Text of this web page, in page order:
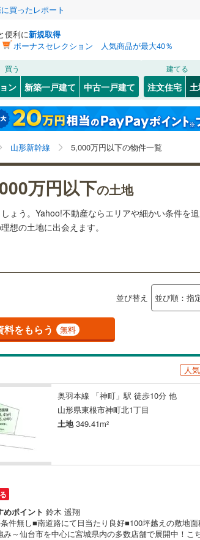
買ったレポート
便利に新規取得
ボーナスセレクション 人気商品が最大40％
買う
ン 新築一戸建て 中古一戸建て
建てる
注文住宅
山形新幹線 5,000万円以下の物件一覧
万円以下の土地
ょう。Yahoo!不動産ならエリアや細かい条件を
想の土地に出会えます。
並び替え
料をもらう 無料
人
奥羽本線 「神町」駅 徒歩10分 他
山形県東根市神町北1丁目
土地349.41m2
めポイント 鈴木 遥翔
件無し■南道路にて日当たり良好■100坪越えの敷地
み～仙台市を中心に宮城県内の多数店舗で展開中！こ
岩手 宮城 秋田
神奈川 埼玉 千葉
長野 富山
岐阜 静岡 三重
島根 岡山 広島
高知
佐賀 長崎
この条件で検索する
) 米沢市(0)
) 新庄市(0)
) 村山市(
東村山郡山辺町
北町(2)
町(0) 最上郡舟形町(0)
最上郡鮭川村 (0)
畠町(0)
鷹町(0)
飽海郡遊佐町(0)
この条件で検索するこの条件で検索
) 陸羽東線(0)
39) 米坂線(0)
2) 山形新幹線 (25)
この条件で検索する
) かみのやま温泉
(2)
(15) (0) さくらんぼ東根
この条件で検索
建ち方、日当たり
（7） 角地（0）
） 整形地（2）
約、入居関連など
0） 第一種低層住居
IT重説可（0 ）
対応とは？
この条件で検索
検索条件を保存しました
この検索条件の新着物件通知は、 マイページか
保存した条件を見る
山形県、山形新幹線、5,000万円、建築
含む
検索条件を保存する
閉じる お気に入りリ
閉じる
閉じる お気に入りリ
閉じる